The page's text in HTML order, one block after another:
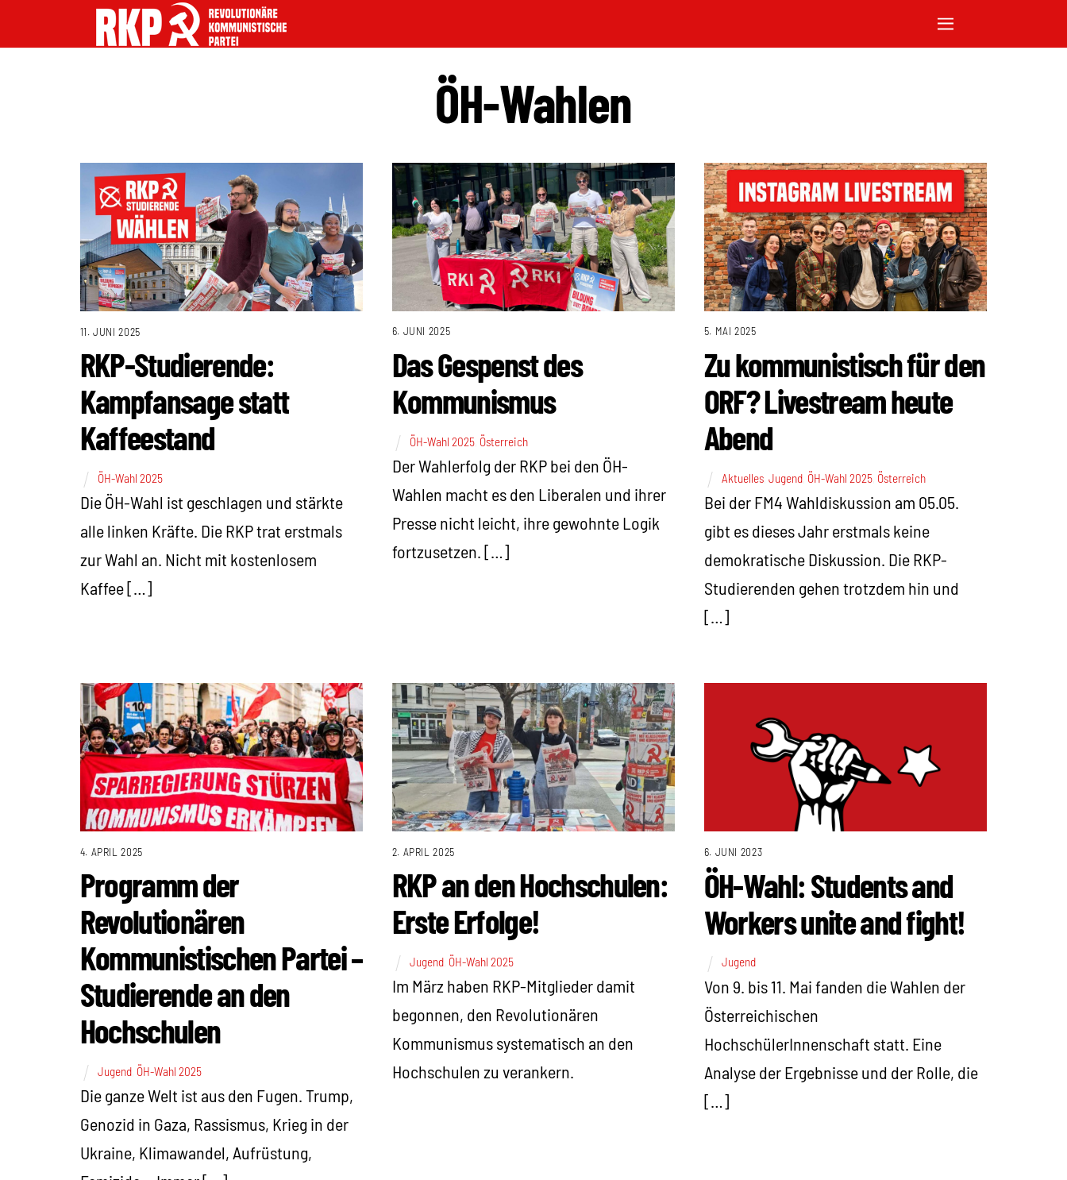
ÖH-Wahlen
11. JUNI 2025
RKP-Studierende:
Kampfansage statt
Kaffeestand
ÖH-Wahl 2025
Die ÖH-Wahl ist geschlagen und stärkte
alle linken Kräfte. Die RKP trat erstmals
zur Wahl an. Nicht mit kostenlosem
Kaffee […]
6. JUNI 2025
Das Gespenst des
Kommunismus
ÖH-Wahl 2025, Österreich
Der Wahlerfolg der RKP bei den ÖH-
Wahlen macht es den Liberalen und ihrer
Presse nicht leicht, ihre gewohnte Logik
fortzusetzen. […]
5. MAI 2025
Zu kommunistisch für den
ORF? Livestream heute
Abend
Aktuelles, Jugend, ÖH-Wahl 2025, Österreich
Bei der FM4 Wahldiskussion am 05.05.
gibt es dieses Jahr erstmals keine
demokratische Diskussion. Die RKP-
Studierenden gehen trotzdem hin und
[…]
4. APRIL 2025
Programm der
Revolutionären
Kommunistischen Partei –
Studierende an den
Hochschulen
Jugend, ÖH-Wahl 2025
Die ganze Welt ist aus den Fugen. Trump,
Genozid in Gaza, Rassismus, Krieg in der
Ukraine, Klimawandel, Aufrüstung,
2. APRIL 2025
RKP an den Hochschulen:
Erste Erfolge!
Jugend, ÖH-Wahl 2025
Im März haben RKP-Mitglieder damit
begonnen, den Revolutionären
Kommunismus systematisch an den
Hochschulen zu verankern.
6. JUNI 2023
ÖH-Wahl: Students and
Workers unite and fight!
Jugend
Von 9. bis 11. Mai fanden die Wahlen der
Österreichischen
HochschülerInnenschaft statt. Eine
Analyse der Ergebnisse und der Rolle, die
[…]